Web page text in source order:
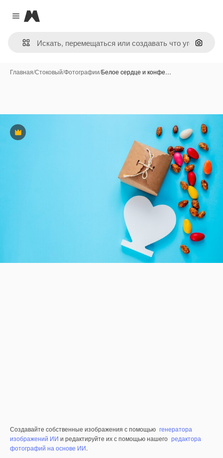
Close menu
Magnific
Поиск
Главная/Стоковый/Фотографии/Белое сердце и конфе…
Премиум
Создавайте собственные изображения с помощью генератора
изображений ИИ и редактируйте их с помощью нашего редактора
фотографий на основе ИИ.